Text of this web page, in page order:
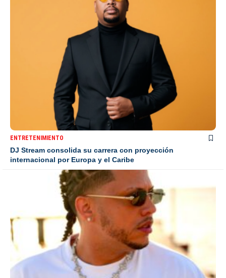
ENTRETENIMIENTO
DJ Stream consolida su carrera con proyección
internacional por Europa y el Caribe